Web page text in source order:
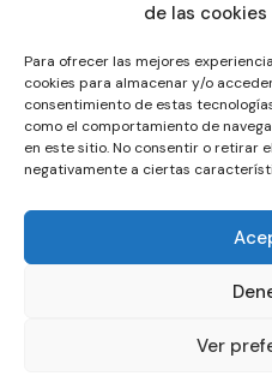
de las cookies
Para ofrecer las mejores
cookies para almacenar y/o
consentimiento de estas
como el comportamiento de
en este sitio. No consentir o retirar
negativamente a ciertas
Ver
© La Servilleta - El Blog de